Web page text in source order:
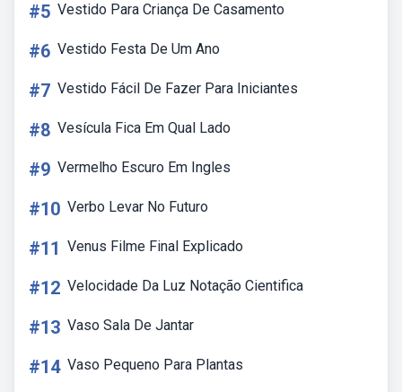
#5 Vestido Para Criança De Casamento
#6 Vestido Festa De Um Ano
#7 Vestido Fácil De Fazer Para Iniciantes
#8 Vesícula Fica Em Qual Lado
#9 Vermelho Escuro Em Ingles
#10 Verbo Levar No Futuro
#11 Venus Filme Final Explicado
#12 Velocidade Da Luz Notação Cientifica
#13 Vaso Sala De Jantar
#14 Vaso Pequeno Para Plantas